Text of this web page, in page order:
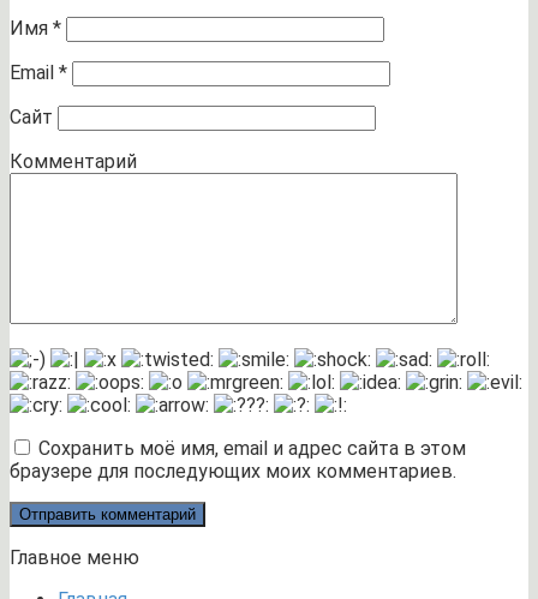
Имя *
Email *
Сайт
Комментарий
Сохранить моё имя, email и адрес сайта в этом
браузере для последующих моих комментариев.
Главное меню